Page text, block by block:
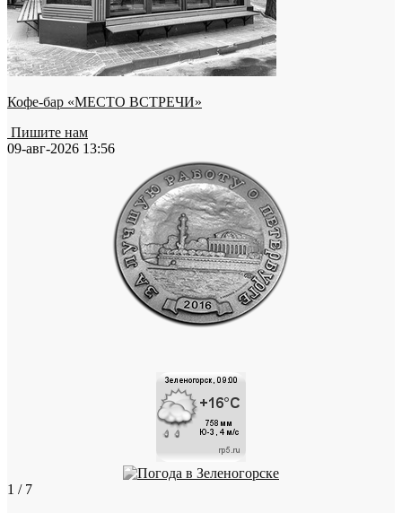
Кофе-бар «МЕСТО ВСТРЕЧИ»
Пишите нам
09-авг-2026 13:56
1 / 7